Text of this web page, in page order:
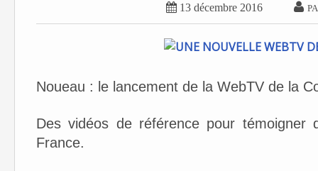
 13 décembre 2016 
Noueau : le lancement de la WebTV de la
Des vidéos de référence pour témoigner
France.